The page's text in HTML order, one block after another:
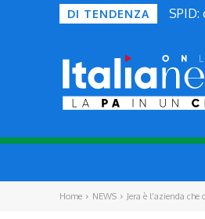
DI TENDENZA SPID:
Home NEWS Jera è l’azienda